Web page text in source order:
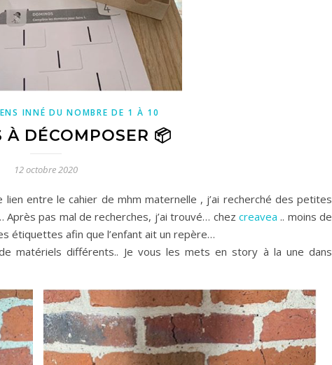
INNÉ DU NOMBRE DE 1 À 10
À DÉCOMPOSER 📦
12 octobre 2020
entre le cahier de mhm maternelle , j’ai recherché des petites
pas mal de recherches, j’ai trouvé… chez creavea .. moins de
étiquettes afin que l’enfant ait un repère…
matériels différents.. Je vous les mets en story à la une dans